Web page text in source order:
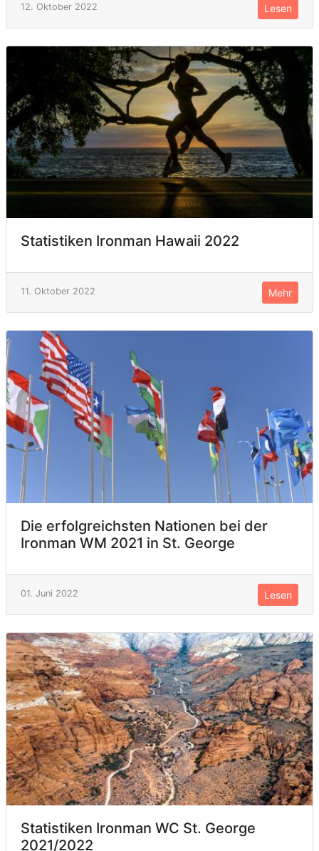
12. Oktober 2022 Lesen
Statistiken Ironman Hawaii 2022
11. Oktober 2022 Mehr
Die erfolgreichsten Nationen bei der
Ironman WM 2021 in St. George
01. Juni 2022 Lesen
Statistiken Ironman WC St. George
2021/2022